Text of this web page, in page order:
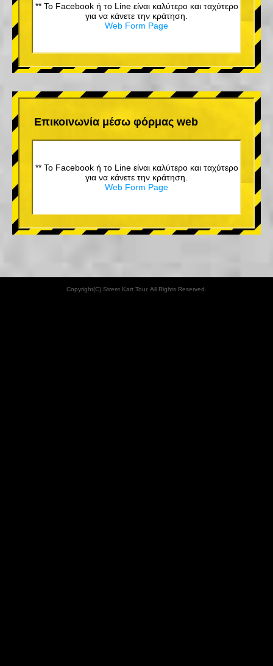
** Το Facebook ή το Line είναι καλύτερο και ταχύτερο
για να κάνετε την κράτηση.
Web Form Page
Επικοινωνία μέσω φόρμας web
** Το Facebook ή το Line είναι καλύτερο και ταχύτερο
για να κάνετε την κράτηση.
Web Form Page
Copyright(C) Street Kart Tour. All Rights Reserved.